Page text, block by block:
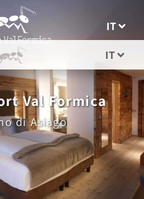
IT
IT
Val Formica
di Asiago